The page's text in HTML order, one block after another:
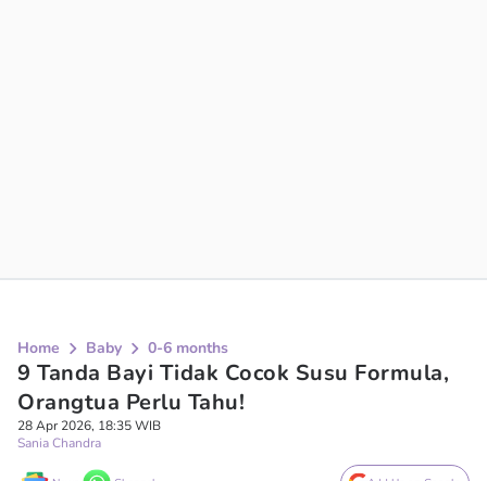
Home Baby 0-6 months
9 Tanda Bayi Tidak Cocok Susu Formula,
Orangtua Perlu Tahu!
28 Apr 2026, 18:35 WIB
Sania Chandra